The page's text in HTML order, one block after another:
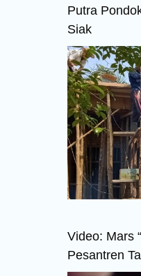
Putra
Siak
Video: Mars
Pesantren